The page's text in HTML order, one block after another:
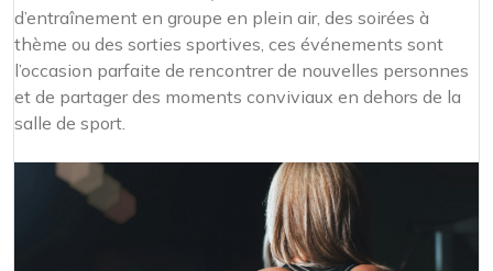
d’entraînement en groupe en plein air, des soirées à
thème ou des sorties sportives, ces événements sont
l’occasion parfaite de rencontrer de nouvelles personnes
et de partager des moments conviviaux en dehors de la
salle de sport.